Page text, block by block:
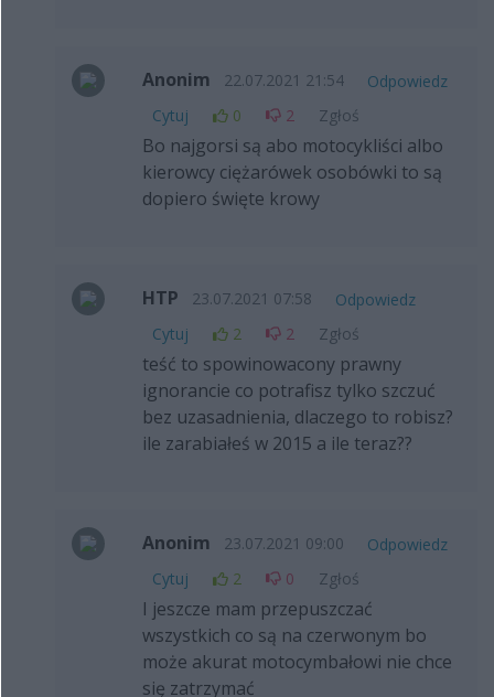
Anonim 22.07.2021 21:54
Odpowiedz
Cytuj
0 2 Zgłoś
Bo najgorsi są abo motocykliści albo
kierowcy ciężarówek osobówki to są
dopiero święte krowy
HTP 23.07.2021 07:58
Odpowiedz
Cytuj
2 2 Zgłoś
teść to spowinowacony prawny
ignorancie co potrafisz tylko szczuć
bez uzasadnienia, dlaczego to robisz?
ile zarabiałeś w 2015 a ile teraz??
Anonim 23.07.2021 09:00
Odpowiedz
Cytuj
2 0 Zgłoś
I jeszcze mam przepuszczać
wszystkich co są na czerwonym bo
może akurat motocymbałowi nie chce
się zatrzymać